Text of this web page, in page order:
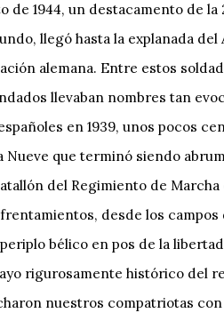
de 1944, un destacamento de
llegó hasta la explanada
alemana. Entre estos
llevaban nombres tan
en 1939, unos pocos
Nueve que terminó siendo
del Regimiento de
desde los
bélico en pos de la
rigurosamente histórico del
nuestros compatriotas